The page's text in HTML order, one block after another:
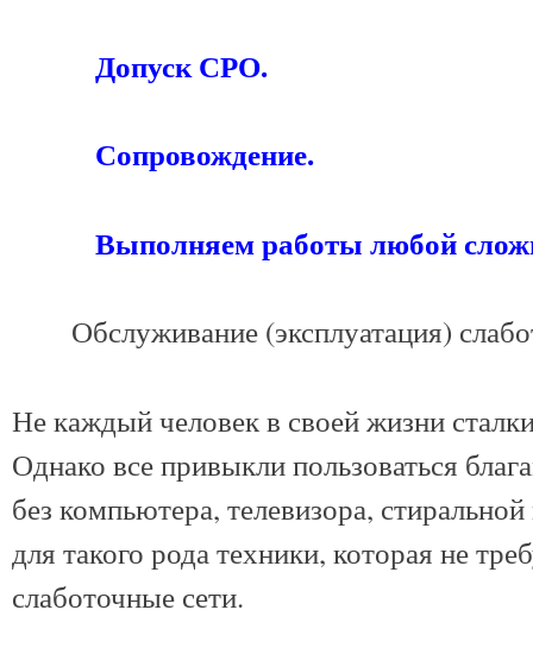
Допуск СРО.
Сопровождение.
Выполняем работы любой
Обслуживание (эксплуатация)
Не каждый человек в своей жизни
Однако все привыкли пользоваться
без компьютера, телевизора,
для такого рода техники, которая не
слаботочные сети.